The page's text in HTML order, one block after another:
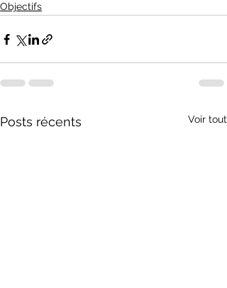
Objectifs
Posts récents Voir tout